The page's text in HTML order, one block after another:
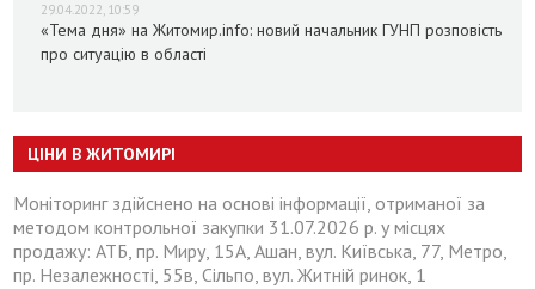
29.04.2022, 10:59
«Тема дня» на Житомир.info: новий начальник ГУНП розповість
про ситуацію в області
ЦІНИ В ЖИТОМИРІ
Моніторинг здійснено на основі інформації, отриманої за
методом контрольної закупки 31.07.2026 р. у місцях
продажу: АТБ, пр. Миру, 15А, Ашан, вул. Київська, 77, Метро,
пр. Незалежності, 55в, Сільпо, вул. Житній ринок, 1